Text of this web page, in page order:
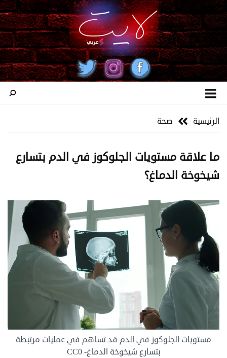
الرئيسية صحة
ما علاقة مستويات الجلوكوز في الدم بتسارع
شيخوخة الدماغ؟
مستويات الجلوكوز في الدم قد تساهم في عمليات مرتبطة
بتسارع شيخوخة الدماغ- CC0